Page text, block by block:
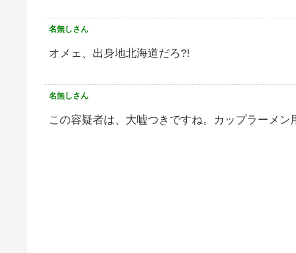
名無しさん
オメェ、出身地北海道だろ?!
名無しさん
この容疑者は、大嘘つきですね。カップラーメン